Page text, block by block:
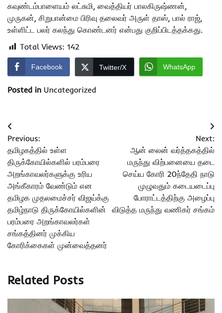
கவுண்டம்பாளையம் லட்சுமி, வைத்தியர் பாலகிருஷ்ணன்,
முருகன், சிறுபான்மை பிரிவு தலைவர் அருள் தாஸ், பால் ராஜ்,
உள்ளிட்ட பலர் கலந்து கொண்டனர் என்பது குறிப்பிடத்தக்கது.
Total Views: 142
Facebook Twitter/X WhatsApp
Posted in Uncategorized
Post
navigation
Previous:
தமிழகத்தில் உள்ள
திருக்கோயில்களில் பரம்பரை
அறங்காவலர்களுக்கு உரிய
அங்கீகாரம் வேண்டும் என
தமிழக முதலமைச்சர் விஜய்க்கு
தமிழ்நாடு திருக்கோயில்களின்
பரம்பரை அறங்காவலர்கள்
சங்கத்தினர் முக்கிய
கோரிக்கைகள் முன்வைத்தனர்
Next:
ஆன் லைன் வர்த்தகத்தில்
மருந்து விற்பனையை தடை
செய்ய கோரி 20ந்தேதி நாடு
முழுவதும் கடையடைப்பு
போராட்டத்திற்கு அழைப்பு
விடுத்த மருந்து வணிகர் சங்கம்
Related Posts